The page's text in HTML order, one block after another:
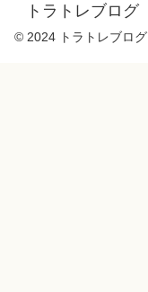
トラトレブログ
© 2024 トラトレブログ.